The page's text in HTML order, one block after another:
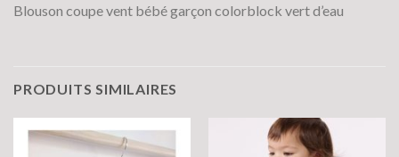
Blouson coupe vent bébé garçon colorblock vert d’eau
PRODUITS SIMILAIRES